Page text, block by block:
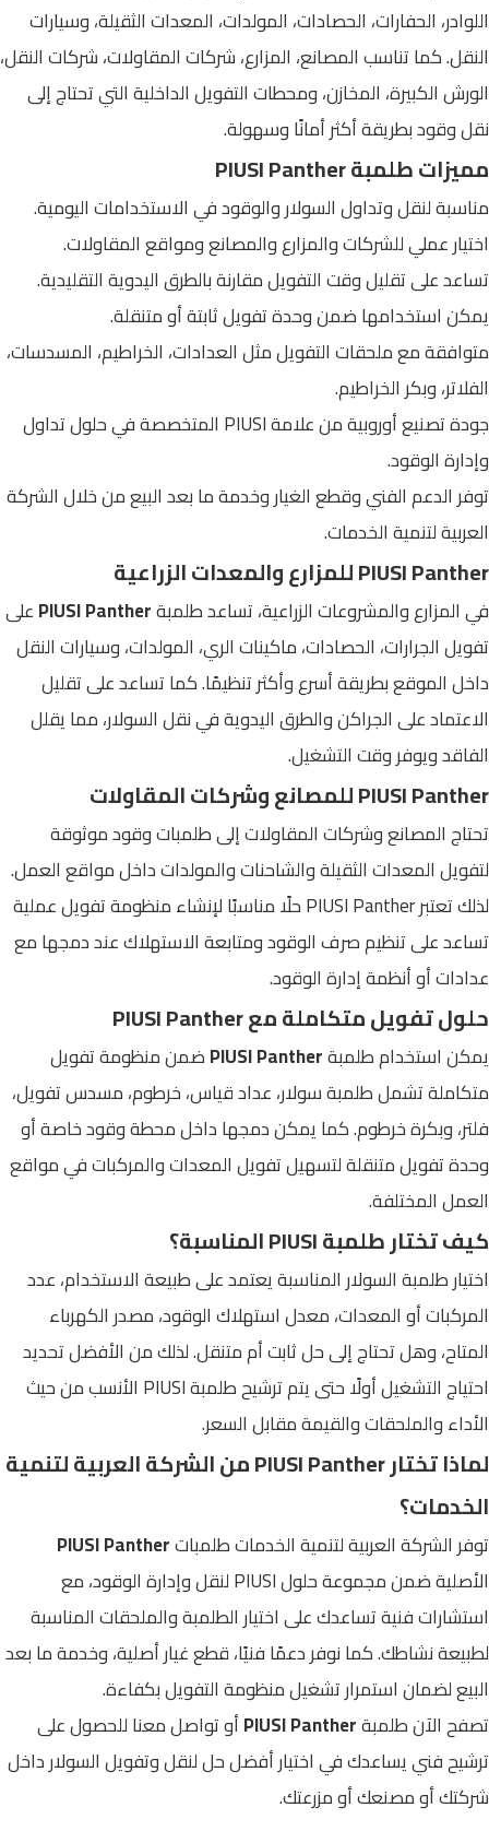
اللوادر، الحفارات، الحصادات، المولدات، المعدات الثقيلة، وسيارات
النقل. كما تناسب المصانع، المزارع، شركات المقاولات، شركات النقل،
الورش الكبيرة، المخازن، ومحطات التفويل الداخلية التي تحتاج إلى
نقل وقود بطريقة أكثر أمانًا وسهولة.
مميزات طلمبة PIUSI Panther
مناسبة لنقل وتداول السولار والوقود في الاستخدامات اليومية.
اختيار عملي للشركات والمزارع والمصانع ومواقع المقاولات.
تساعد على تقليل وقت التفويل مقارنة بالطرق اليدوية التقليدية.
يمكن استخدامها ضمن وحدة تفويل ثابتة أو متنقلة.
متوافقة مع ملحقات التفويل مثل العدادات، الخراطيم، المسدسات،
الفلاتر، وبكر الخراطيم.
جودة تصنيع أوروبية من علامة PIUSI المتخصصة في حلول تداول
وإدارة الوقود.
توفر الدعم الفني وقطع الغيار وخدمة ما بعد البيع من خلال الشركة
العربية لتنمية الخدمات.
PIUSI Panther للمزارع والمعدات الزراعية
في المزارع والمشروعات الزراعية، تساعد طلمبةPIUSI Pantherعلى
تفويل الجرارات، الحصادات، ماكينات الري، المولدات، وسيارات النقل
داخل الموقع بطريقة أسرع وأكثر تنظيمًا. كما تساعد على تقليل
الاعتماد على الجراكن والطرق اليدوية في نقل السولار، مما يقلل
الفاقد ويوفر وقت التشغيل.
PIUSI Panther للمصانع وشركات المقاولات
تحتاج المصانع وشركات المقاولات إلى طلمبات وقود موثوقة
لتفويل المعدات الثقيلة والشاحنات والمولدات داخل مواقع العمل.
لذلك تعتبر PIUSI Panther حلًا مناسبًا لإنشاء منظومة تفويل عملية
تساعد على تنظيم صرف الوقود ومتابعة الاستهلاك عند دمجها مع
عدادات أو أنظمة إدارة الوقود.
حلول تفويل متكاملة مع PIUSI Panther
يمكن استخدام طلمبةPIUSI Pantherضمن منظومة تفويل
متكاملة تشمل طلمبة سولار، عداد قياس، خرطوم، مسدس تفويل،
فلتر، وبكرة خرطوم. كما يمكن دمجها داخل محطة وقود خاصة أو
وحدة تفويل متنقلة لتسهيل تفويل المعدات والمركبات في مواقع
العمل المختلفة.
كيف تختار طلمبة PIUSI المناسبة؟
اختيار طلمبة السولار المناسبة يعتمد على طبيعة الاستخدام، عدد
المركبات أو المعدات، معدل استهلاك الوقود، مصدر الكهرباء
المتاح، وهل تحتاج إلى حل ثابت أم متنقل. لذلك من الأفضل تحديد
احتياج التشغيل أولًا حتى يتم ترشيح طلمبة PIUSI الأنسب من حيث
الأداء والملحقات والقيمة مقابل السعر.
لماذا تختار PIUSI Panther من الشركة العربية لتنمية
الخدمات؟
توفر الشركة العربية لتنمية الخدمات طلمباتPIUSI Panther
الأصلية ضمن مجموعة حلول PIUSI لنقل وإدارة الوقود، مع
استشارات فنية تساعدك على اختيار الطلمبة والملحقات المناسبة
لطبيعة نشاطك. كما نوفر دعمًا فنيًا، قطع غيار أصلية، وخدمة ما بعد
البيع لضمان استمرار تشغيل منظومة التفويل بكفاءة.
تصفح الآن طلمبةPIUSI Pantherأو تواصل معنا للحصول على
ترشيح فني يساعدك في اختيار أفضل حل لنقل وتفويل السولار داخل
شركتك أو مصنعك أو مزرعتك.